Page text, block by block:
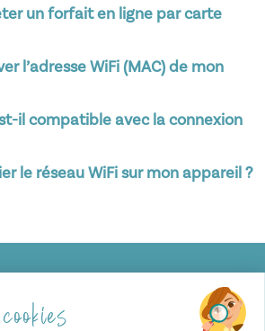
un forfait en ligne par carte
l’adresse WiFi (MAC) de mon
il compatible avec la connexion
le réseau WiFi sur mon appareil ?
Mentions légales